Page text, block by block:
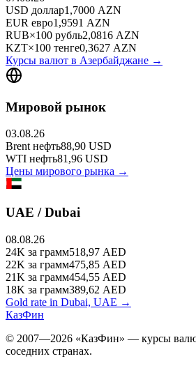
USD доллар1,7000 AZN
EUR евро1,9591 AZN
RUB×100 рубль2,0816 AZN
KZT×100 тенге0,3627 AZN
Курсы валют в Азербайджане →
Мировой рынок
03.08.26
Brent нефть88,90 USD
WTI нефть81,96 USD
Цены мирового рынка →
UAE / Dubai
08.08.26
24K за грамм518,97 AED
22K за грамм475,85 AED
21K за грамм454,55 AED
18K за грамм389,62 AED
Gold rate in Dubai, UAE →
КазФин
© 2007—2026 «КазФин» — курсы
соседних странах.